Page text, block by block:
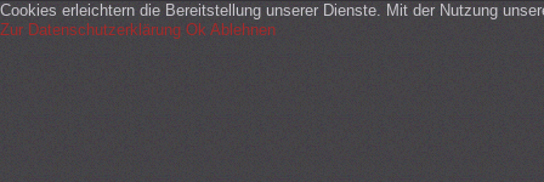
Cookies erleichtern die Bereitstellung unserer Dienste. Mit der Nutzung
Zur Datenschutzerklärung Ok Ablehnen